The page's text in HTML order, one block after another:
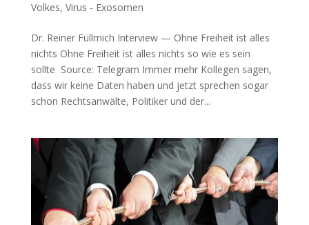
Volkes, Virus - Exosomen
Dr. Reiner Füllmich Interview — Ohne Freiheit ist alles
nichts Ohne Frei­heit ist alles nichts so wie es sein
sollte Source: Tele­gram Immer mehr Kol­le­gen sagen,
dass wir kei­ne Daten haben und jetzt spre­chen sogar
schon Rechts­an­wäl­te, Poli­ti­ker und der...